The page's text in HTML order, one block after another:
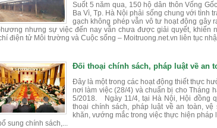
Suốt 5 năm qua, 150 hộ dân thôn Vống
Ba Vì, Tp. Hà Nội phải sống chung với tình
gạch không phép vẫn vô tư hoạt động gây
nhưng sự việc đến nay vẫn chưa được giải quyết, khiến
điện tử Môi trường và Cuộc sống – Moitruong.net.vn liên tục
Đối thoại chính sách, pháp luật về an
Đây là một trong các hoạt động thiết thực
nơi làm việc (28/4) và chuẩn bị cho Tháng
5/2018. Ngày 11/4, tại Hà Nội, Hội đồng
thoại chính sách, pháp luật về an toàn,
khăn, vướng mắc trong việc thực hiện
sung chính sách,...